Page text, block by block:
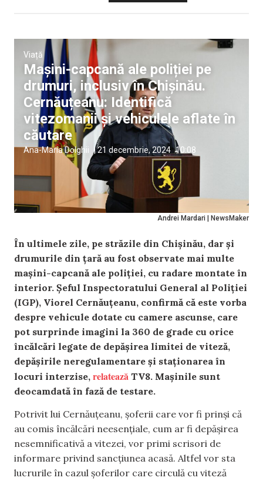
Andrei Mardari | NewsMaker
Viață
Mașini-capcană ale poliției pe
drumuri, inclusiv în Chișinău.
Cernăuțeanu: Identifică
vitezomanii și vehiculele aflate în
căutare
Ana-Maria Dolghii |21 decembrie, 2024 10:08
În ultimele zile, pe străzile din Chișinău, dar și
drumurile din țară au fost observate mai multe
mașini-capcană ale poliției, cu radare montate în
interior. Șeful Inspectoratului General al Poliției
(IGP), Viorel Cernăuțeanu, confirmă că este vorba
despre vehicule dotate cu camere ascunse, care
pot surprinde imagini la 360 de grade cu orice
încălcări legate de depășirea limitei de viteză,
depășirile neregulamentare și staționarea în
locuri interzise, relatează TV8. Mașinile sunt
deocamdată în fază de testare.
Potrivit lui Cernăuțeanu, șoferii care vor fi prinși că
au comis încălcări neesențiale, cum ar fi depășirea
nesemnificativă a vitezei, vor primi scrisori de
informare privind sancțiunea acasă. Altfel vor sta
lucrurile în cazul șoferilor care circulă cu viteză